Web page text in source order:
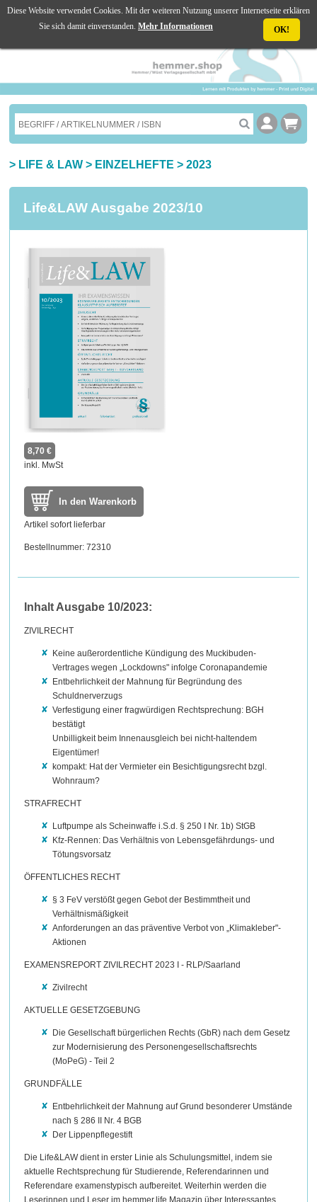
☰ MENU
> LIFE & LAW > EINZELHEFTE >2023
Life&LAW Ausgabe 2023/10
8,70 €
inkl. MwSt
In den Warenkorb
Artikel sofort lieferbar
Bestellnummer: 72310
Inhalt Ausgabe 10/2023:
ZIVILRECHT
Keine außerordentliche Kündigung des Muckibuden-
Vertrages wegen „Lockdowns" infolge Coronapandemie
Entbehrlichkeit der Mahnung für Begründung des
Schuldnerverzugs
Verfestigung einer fragwürdigen Rechtsprechung: BGH
bestätigt
Unbilligkeit beim Innenausgleich bei nicht-haltendem
Eigentümer!
kompakt: Hat der Vermieter ein Besichtigungsrecht bzgl.
Wohnraum?
STRAFRECHT
Luftpumpe als Scheinwaffe i.S.d. § 250 I Nr. 1b) StGB
Kfz-Rennen: Das Verhältnis von Lebensgefährdungs- und
Tötungsvorsatz
ÖFFENTLICHES RECHT
§ 3 FeV verstößt gegen Gebot der Bestimmtheit und
Verhältnismäßigkeit
Anforderungen an das präventive Verbot von „Klimakleber"-
Aktionen
EXAMENSREPORT ZIVILRECHT 2023 I - RLP/Saarland
Zivilrecht
AKTUELLE GESETZGEBUNG
Die Gesellschaft bürgerlichen Rechts (GbR) nach dem Gesetz
zur Modernisierung des Personengesellschaftsrechts
(MoPeG) - Teil 2
GRUNDFÄLLE
Entbehrlichkeit der Mahnung auf Grund besonderer Umstände
nach § 286 II Nr. 4 BGB
Der Lippenpflegestift
Die Life&LAW dient in erster Linie als Schulungsmittel, indem sie
aktuelle Rechtsprechung für Studierende, Referendarinnen und
Referendare examenstypisch aufbereitet. Weiterhin werden die
Diese Website verwendet Cookies. Mit der weiteren Nutzung unserer Internetseite erklären
Sie sich damit einverstanden. Mehr Informationen OK!